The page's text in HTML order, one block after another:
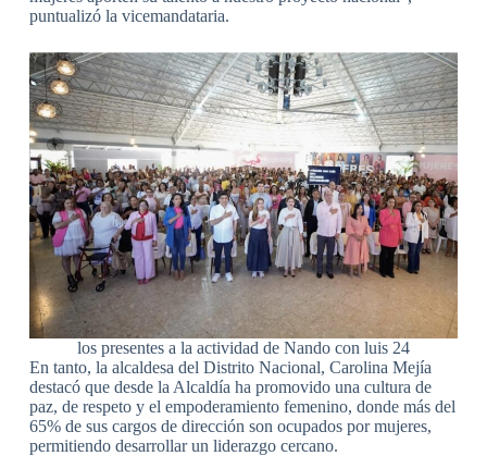
puntualizó la vicemandataria.
los presentes a la actividad de Nando con luis 24
En tanto, la alcaldesa del Distrito Nacional, Carolina Mejía
destacó que desde la Alcaldía ha promovido una cultura de
paz, de respeto y el empoderamiento femenino, donde más del
65% de sus cargos de dirección son ocupados por mujeres,
permitiendo desarrollar un liderazgo cercano.